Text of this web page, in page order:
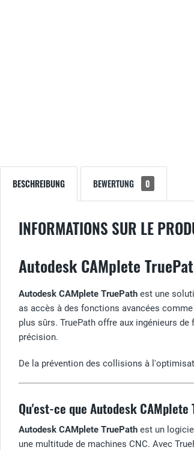
BESCHREIBUNG BEWERTUNG 0
INFORMATIONS SUR LE
Autodesk CAMplete
Autodesk CAMplete TruePath est une
as accès à des fonctions avancées comme
plus sûrs. TruePath offre aux ingénieurs
précision.
De la prévention des collisions à
Qu'est-ce que Autodesk CAMplete
Autodesk CAMplete TruePath est un
une multitude de machines CNC. Avec